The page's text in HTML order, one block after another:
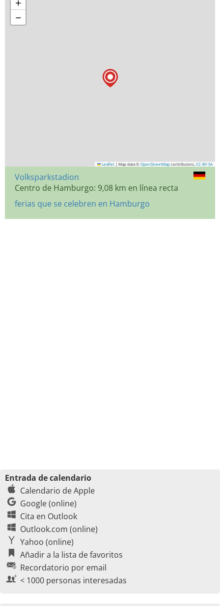
−
Leaflet | Map data © OpenStreetMap contributors, CC-BY-SA
Volksparkstadion
Centro de Hamburgo: 9,08 km en línea recta
ferias que se celebren en Hamburgo
Entrada de calendario
Calendario de Apple
Google (online)
Cita en Outlook
Outlook.com (online)
Yahoo (online)
Añadir a la lista de favoritos
Recordatorio por email
< 1000 personas interesadas